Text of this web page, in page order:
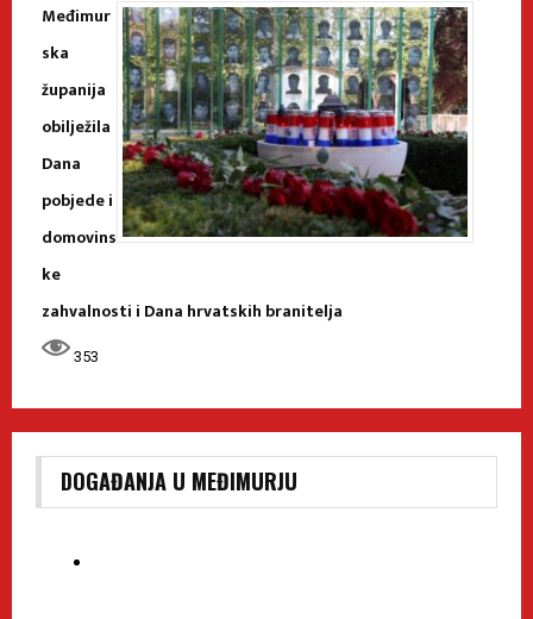
Međimur
ska
županija
obilježila
Dana
pobjede i
domovins
ke
zahvalnosti i Dana hrvatskih branitelja
353
DOGAĐANJA U MEĐIMURJU